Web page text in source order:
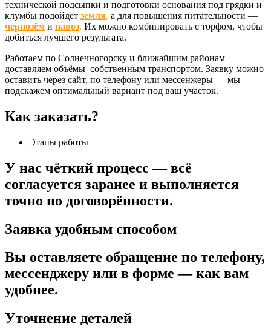
технической подсыпки и подготовки основания под грядки и
клумбы подойдёт земля, а для повышения питательности —
чернозём и навоз. Их можно комбинировать с торфом, чтобы
добиться лучшего результата.
Работаем по Солнечногорску и ближайшим районам —
доставляем объёмы собственным транспортом. Заявку можно
оставить через сайт, по телефону или мессенжеры — мы
подскажем оптимальный вариант под ваш участок.
Как заказать?
Этапы работы
У нас чёткий процесс — всё
согласуется заранее и выполняется
точно по договорённости.
Заявка удобным способом
Вы оставляете обращение по телефону,
мессенджеру или в форме — как вам
удобнее.
Уточнение деталей